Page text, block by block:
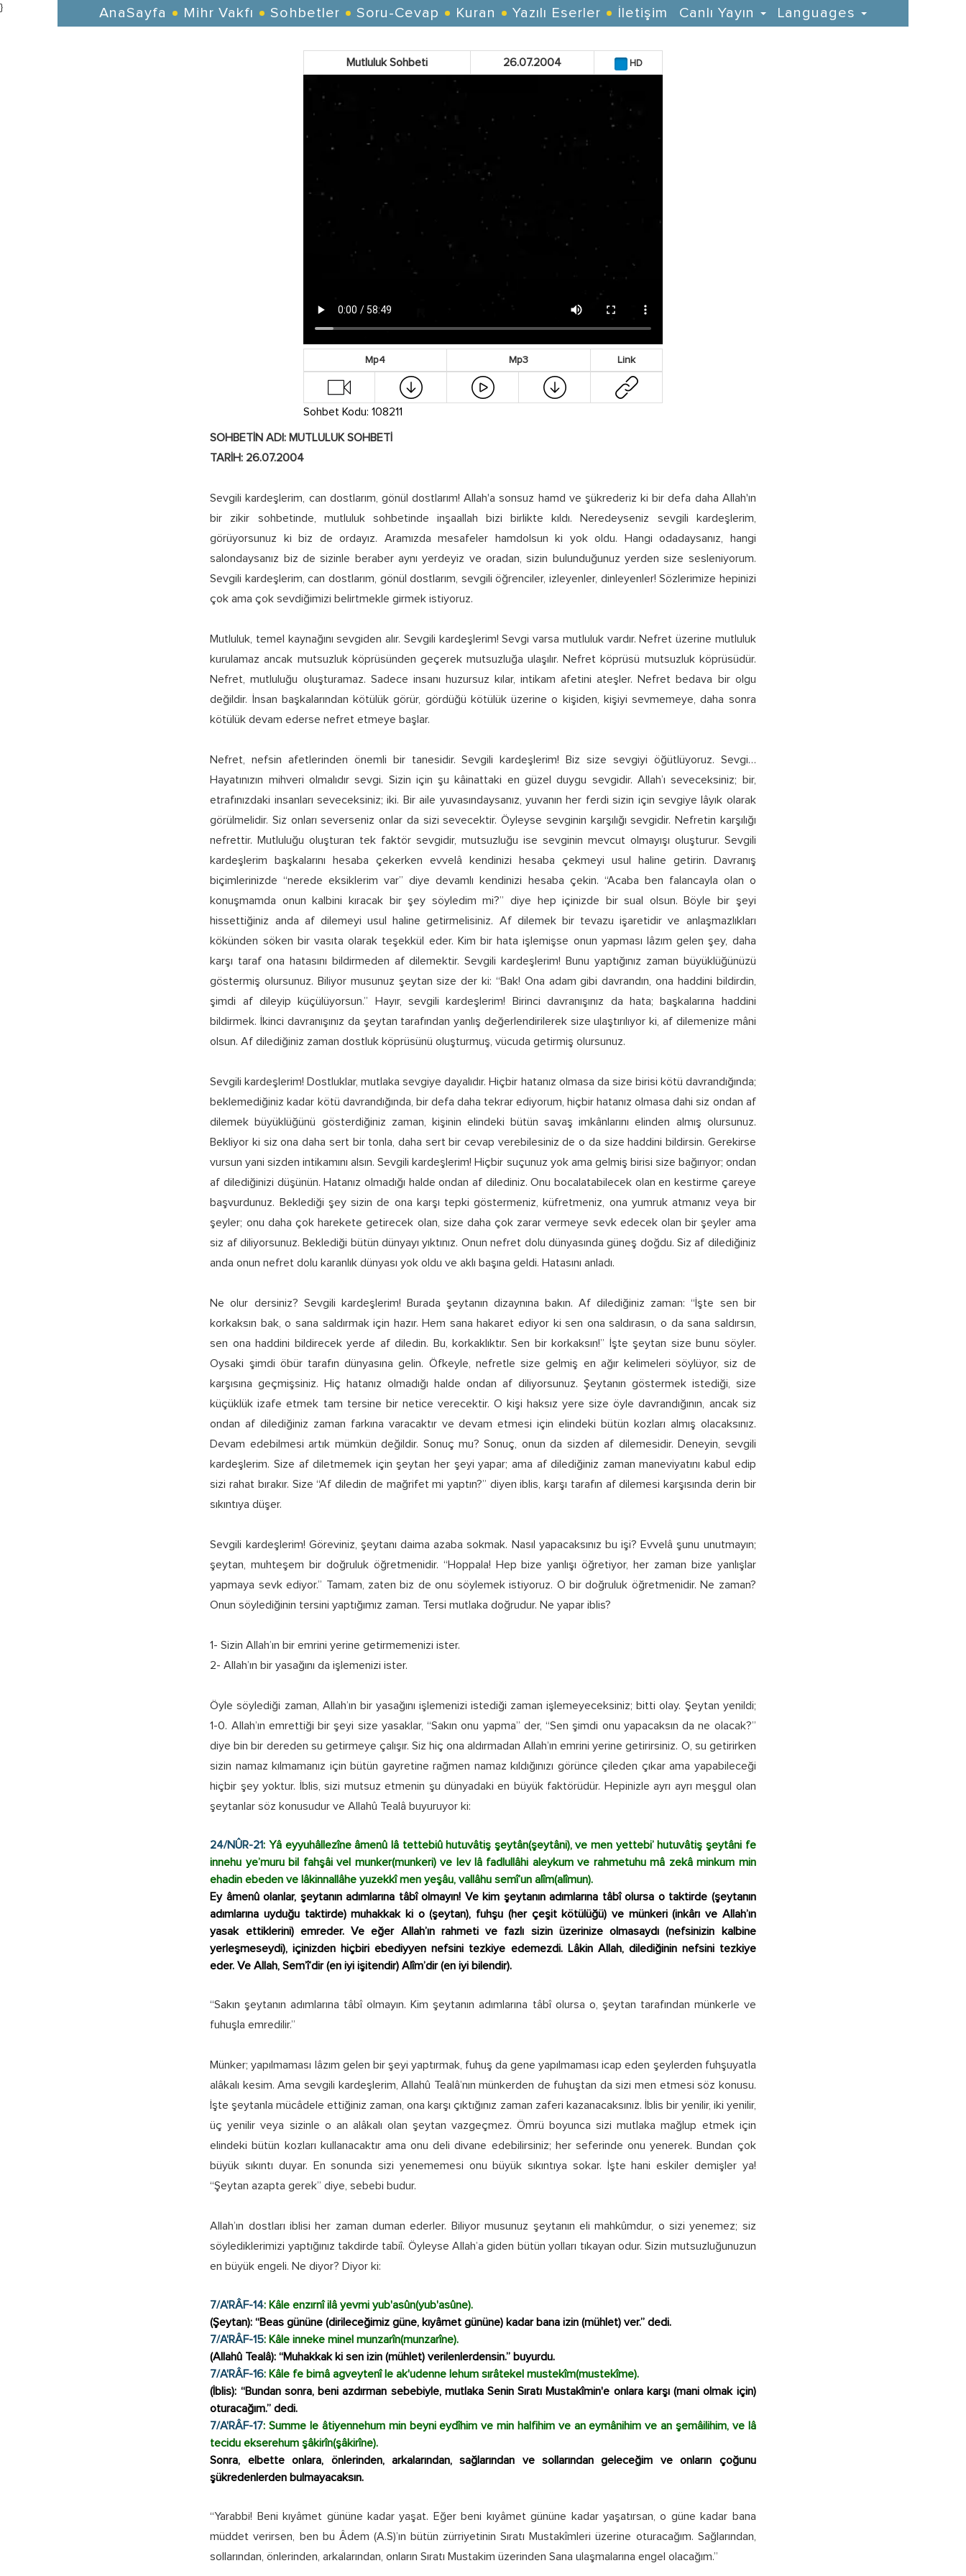
AnaSayfa Mihr Vakfı Sohbetler Soru-Cevap Kuran Yazılı Eserler İletişim Canlı Yayın Languages
}
Mutluluk Sohbeti 26.07.2004 HD
Mp4 Mp3 Link
Sohbet Kodu: 108211
SOHBETİN ADI: MUTLULUK SOHBETİ
TARİH: 26.07.2004
Sevgili kardeşlerim, can dostlarım, gönül dostlarım! Allah'a sonsuz hamd ve şükrederiz ki bir defa daha Allah'ın
bir zikir sohbetinde, mutluluk sohbetinde inşaallah bizi birlikte kıldı. Neredeyseniz sevgili kardeşlerim,
görüyorsunuz ki biz de ordayız. Aramızda mesafeler hamdolsun ki yok oldu. Hangi odadaysanız, hangi
salondaysanız biz de sizinle beraber aynı yerdeyiz ve oradan, sizin bulunduğunuz yerden size sesleniyorum.
Sevgili kardeşlerim, can dostlarım, gönül dostlarım, sevgili öğrenciler, izleyenler, dinleyenler! Sözlerimize hepinizi
çok ama çok sevdiğimizi belirtmekle girmek istiyoruz.
Mutluluk, temel kaynağını sevgiden alır. Sevgili kardeşlerim! Sevgi varsa mutluluk vardır. Nefret üzerine mutluluk
kurulamaz ancak mutsuzluk köprüsünden geçerek mutsuzluğa ulaşılır. Nefret köprüsü mutsuzluk köprüsüdür.
Nefret, mutluluğu oluşturamaz. Sadece insanı huzursuz kılar, intikam afetini ateşler. Nefret bedava bir olgu
değildir. İnsan başkalarından kötülük görür, gördüğü kötülük üzerine o kişiden, kişiyi sevmemeye, daha sonra
kötülük devam ederse nefret etmeye başlar.
Nefret, nefsin afetlerinden önemli bir tanesidir. Sevgili kardeşlerim! Biz size sevgiyi öğütlüyoruz. Sevgi…
Hayatınızın mihveri olmalıdır sevgi. Sizin için şu kâinattaki en güzel duygu sevgidir. Allah’ı seveceksiniz; bir,
etrafınızdaki insanları seveceksiniz; iki. Bir aile yuvasındaysanız, yuvanın her ferdi sizin için sevgiye lâyık olarak
görülmelidir. Siz onları severseniz onlar da sizi sevecektir. Öyleyse sevginin karşılığı sevgidir. Nefretin karşılığı
nefrettir. Mutluluğu oluşturan tek faktör sevgidir, mutsuzluğu ise sevginin mevcut olmayışı oluşturur. Sevgili
kardeşlerim başkalarını hesaba çekerken evvelâ kendinizi hesaba çekmeyi usul haline getirin. Davranış
biçimlerinizde “nerede eksiklerim var” diye devamlı kendinizi hesaba çekin. “Acaba ben falancayla olan o
konuşmamda onun kalbini kıracak bir şey söyledim mi?” diye hep içinizde bir sual olsun. Böyle bir şeyi
hissettiğiniz anda af dilemeyi usul haline getirmelisiniz. Af dilemek bir tevazu işaretidir ve anlaşmazlıkları
kökünden söken bir vasıta olarak teşekkül eder. Kim bir hata işlemişse onun yapması lâzım gelen şey, daha
karşı taraf ona hatasını bildirmeden af dilemektir. Sevgili kardeşlerim! Bunu yaptığınız zaman büyüklüğünüzü
göstermiş olursunuz. Biliyor musunuz şeytan size der ki: “Bak! Ona adam gibi davrandın, ona haddini bildirdin,
şimdi af dileyip küçülüyorsun.” Hayır, sevgili kardeşlerim! Birinci davranışınız da hata; başkalarına haddini
bildirmek. İkinci davranışınız da şeytan tarafından yanlış değerlendirilerek size ulaştırılıyor ki, af dilemenize mâni
olsun. Af dilediğiniz zaman dostluk köprüsünü oluşturmuş, vücuda getirmiş olursunuz.
Sevgili kardeşlerim! Dostluklar, mutlaka sevgiye dayalıdır. Hiçbir hatanız olmasa da size birisi kötü davrandığında;
beklemediğiniz kadar kötü davrandığında, bir defa daha tekrar ediyorum, hiçbir hatanız olmasa dahi siz ondan af
dilemek büyüklüğünü gösterdiğiniz zaman, kişinin elindeki bütün savaş imkânlarını elinden almış olursunuz.
Bekliyor ki siz ona daha sert bir tonla, daha sert bir cevap verebilesiniz de o da size haddini bildirsin. Gerekirse
vursun yani sizden intikamını alsın. Sevgili kardeşlerim! Hiçbir suçunuz yok ama gelmiş birisi size bağırıyor; ondan
af dilediğinizi düşünün. Hatanız olmadığı halde ondan af dilediniz. Onu bocalatabilecek olan en kestirme çareye
başvurdunuz. Beklediği şey sizin de ona karşı tepki göstermeniz, küfretmeniz, ona yumruk atmanız veya bir
şeyler; onu daha çok harekete getirecek olan, size daha çok zarar vermeye sevk edecek olan bir şeyler ama
siz af diliyorsunuz. Beklediği bütün dünyayı yıktınız. Onun nefret dolu dünyasında güneş doğdu. Siz af dilediğiniz
anda onun nefret dolu karanlık dünyası yok oldu ve aklı başına geldi. Hatasını anladı.
Ne olur dersiniz? Sevgili kardeşlerim! Burada şeytanın dizaynına bakın. Af dilediğiniz zaman: “İşte sen bir
korkaksın bak, o sana saldırmak için hazır. Hem sana hakaret ediyor ki sen ona saldırasın, o da sana saldırsın,
sen ona haddini bildirecek yerde af diledin. Bu, korkaklıktır. Sen bir korkaksın!” İşte şeytan size bunu söyler.
Oysaki şimdi öbür tarafın dünyasına gelin. Öfkeyle, nefretle size gelmiş en ağır kelimeleri söylüyor, siz de
karşısına geçmişsiniz. Hiç hatanız olmadığı halde ondan af diliyorsunuz. Şeytanın göstermek istediği, size
küçüklük izafe etmek tam tersine bir netice verecektir. O kişi haksız yere size öyle davrandığının, ancak siz
ondan af dilediğiniz zaman farkına varacaktır ve devam etmesi için elindeki bütün kozları almış olacaksınız.
Devam edebilmesi artık mümkün değildir. Sonuç mu? Sonuç, onun da sizden af dilemesidir. Deneyin, sevgili
kardeşlerim. Size af diletmemek için şeytan her şeyi yapar; ama af dilediğiniz zaman maneviyatını kabul edip
sizi rahat bırakır. Size “Af diledin de mağrifet mi yaptın?” diyen iblis, karşı tarafın af dilemesi karşısında derin bir
sıkıntıya düşer.
Sevgili kardeşlerim! Göreviniz, şeytanı daima azaba sokmak. Nasıl yapacaksınız bu işi? Evvelâ şunu unutmayın;
şeytan, muhteşem bir doğruluk öğretmenidir. “Hoppala! Hep bize yanlışı öğretiyor, her zaman bize yanlışlar
yapmaya sevk ediyor.” Tamam, zaten biz de onu söylemek istiyoruz. O bir doğruluk öğretmenidir. Ne zaman?
Onun söylediğinin tersini yaptığımız zaman. Tersi mutlaka doğrudur. Ne yapar iblis?
1- Sizin Allah’ın bir emrini yerine getirmemenizi ister.
2- Allah’ın bir yasağını da işlemenizi ister.
Öyle söylediği zaman, Allah’ın bir yasağını işlemenizi istediği zaman işlemeyeceksiniz; bitti olay. Şeytan yenildi;
1-0. Allah’ın emrettiği bir şeyi size yasaklar, “Sakın onu yapma” der, “Sen şimdi onu yapacaksın da ne olacak?”
diye bin bir dereden su getirmeye çalışır. Siz hiç ona aldırmadan Allah’ın emrini yerine getirirsiniz. O, su getirirken
sizin namaz kılmamanız için bütün gayretine rağmen namaz kıldığınızı görünce çileden çıkar ama yapabileceği
hiçbir şey yoktur. İblis, sizi mutsuz etmenin şu dünyadaki en büyük faktörüdür. Hepinizle ayrı ayrı meşgul olan
şeytanlar söz konusudur ve Allahû Tealâ buyuruyor ki:
24/NÛR-21: Yâ eyyuhâllezîne âmenû lâ tettebiû hutuvâtiş şeytân(şeytâni), ve men yettebi’ hutuvâtiş şeytâni fe
innehu ye’muru bil fahşâi vel munker(munkeri) ve lev lâ fadlullâhi aleykum ve rahmetuhu mâ zekâ minkum min
ehadin ebeden ve lâkinnallâhe yuzekkî men yeşâu, vallâhu semî’un alîm(alîmun).
Ey âmenû olanlar, şeytanın adımlarına tâbî olmayın! Ve kim şeytanın adımlarına tâbî olursa o taktirde (şeytanın
adımlarına uyduğu taktirde) muhakkak ki o (şeytan), fuhşu (her çeşit kötülüğü) ve münkeri (inkârı ve Allah’ın
yasak ettiklerini) emreder. Ve eğer Allah’ın rahmeti ve fazlı sizin üzerinize olmasaydı (nefsinizin kalbine
yerleşmeseydi), içinizden hiçbiri ebediyyen nefsini tezkiye edemezdi. Lâkin Allah, dilediğinin nefsini tezkiye
eder. Ve Allah, Sem’î’dir (en iyi işitendir) Alîm’dir (en iyi bilendir).
“Sakın şeytanın adımlarına tâbî olmayın. Kim şeytanın adımlarına tâbî olursa o, şeytan tarafından münkerle ve
fuhuşla emredilir.”
Münker; yapılmaması lâzım gelen bir şeyi yaptırmak, fuhuş da gene yapılmaması icap eden şeylerden fuhşuyatla
alâkalı kesim. Ama sevgili kardeşlerim, Allahû Tealâ’nın münkerden de fuhuştan da sizi men etmesi söz konusu.
İşte şeytanla mücâdele ettiğiniz zaman, ona karşı çıktığınız zaman zaferi kazanacaksınız. İblis bir yenilir, iki yenilir,
üç yenilir veya sizinle o an alâkalı olan şeytan vazgeçmez. Ömrü boyunca sizi mutlaka mağlup etmek için
elindeki bütün kozları kullanacaktır ama onu deli divane edebilirsiniz; her seferinde onu yenerek. Bundan çok
büyük sıkıntı duyar. En sonunda sizi yenememesi onu büyük sıkıntıya sokar. İşte hani eskiler demişler ya!
“Şeytan azapta gerek” diye, sebebi budur.
Allah’ın dostları iblisi her zaman duman ederler. Biliyor musunuz şeytanın eli mahkûmdur, o sizi yenemez; siz
söylediklerimizi yaptığınız takdirde tabiî. Öyleyse Allah’a giden bütün yolları tıkayan odur. Sizin mutsuzluğunuzun
en büyük engeli. Ne diyor? Diyor ki:
7/A'RÂF-14: Kâle enzırnî ilâ yevmi yub'asûn(yub'asûne).
(Şeytan): “Beas gününe (dirileceğimiz güne, kıyâmet gününe) kadar bana izin (mühlet) ver.” dedi.
7/A'RÂF-15: Kâle inneke minel munzarîn(munzarîne).
(Allahû Tealâ): “Muhakkak ki sen izin (mühlet) verilenlerdensin.” buyurdu.
7/A'RÂF-16: Kâle fe bimâ agveytenî le ak'udenne lehum sırâtekel mustekîm(mustekîme).
(İblis): “Bundan sonra, beni azdırman sebebiyle, mutlaka Senin Sıratı Mustakîmin'e onlara karşı (mani olmak için)
oturacağım.” dedi.
7/A'RÂF-17: Summe le âtiyennehum min beyni eydîhim ve min halfihim ve an eymânihim ve an şemâilihim, ve lâ
tecidu ekserehum şâkirîn(şâkirîne).
Sonra, elbette onlara, önlerinden, arkalarından, sağlarından ve sollarından geleceğim ve onların çoğunu
şükredenlerden bulmayacaksın.
“Yarabbi! Beni kıyâmet gününe kadar yaşat. Eğer beni kıyâmet gününe kadar yaşatırsan, o güne kadar bana
müddet verirsen, ben bu Âdem (A.S)’ın bütün zürriyetinin Sıratı Mustakîmleri üzerine oturacağım. Sağlarından,
sollarından, önlerinden, arkalarından, onların Sıratı Mustakim üzerinden Sana ulaşmalarına engel olacağım.”